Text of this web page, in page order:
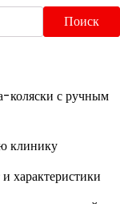
Поиск
коляски с ручным
клинику
характеристики